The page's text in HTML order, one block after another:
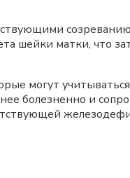
шейки матки, что
могут
болезненно и